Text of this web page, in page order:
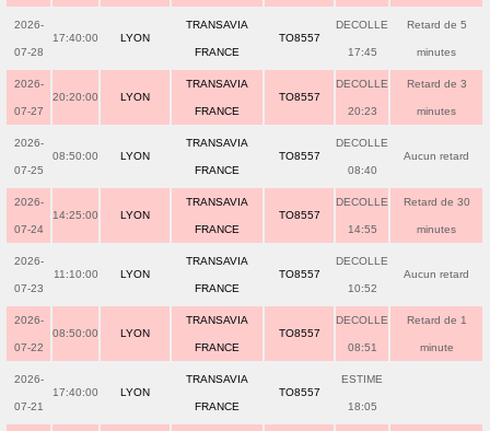
2026-
07-28
17:40:00 LYON
TRANSAVIA
FRANCE
TO8557
DECOLLE
17:45
Retard de 5
minutes
2026-
07-27
20:20:00 LYON
TRANSAVIA
FRANCE
TO8557
DECOLLE
20:23
Retard de 3
minutes
2026-
07-25
08:50:00 LYON
TRANSAVIA
FRANCE
TO8557
DECOLLE
08:40
Aucun retard
2026-
07-24
14:25:00 LYON
TRANSAVIA
FRANCE
TO8557
DECOLLE
14:55
Retard de 30
minutes
2026-
07-23
11:10:00 LYON
TRANSAVIA
FRANCE
TO8557
DECOLLE
10:52
Aucun retard
2026-
07-22
08:50:00 LYON
TRANSAVIA
FRANCE
TO8557
DECOLLE
08:51
Retard de 1
minute
2026-
07-21
17:40:00 LYON
TRANSAVIA
FRANCE
TO8557
ESTIME
18:05